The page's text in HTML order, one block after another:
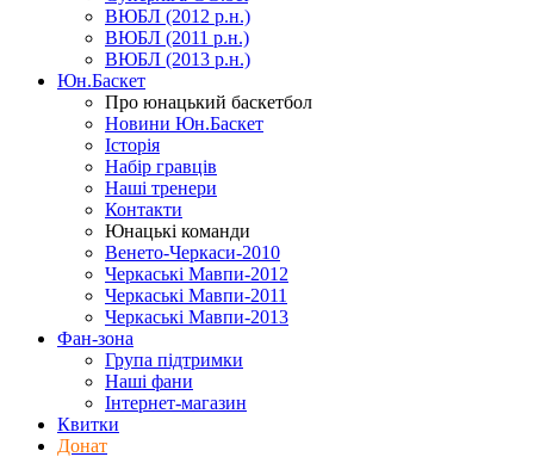
ВЮБЛ (2012 р.н.)
ВЮБЛ (2011 р.н.)
ВЮБЛ (2013 р.н.)
Юн.Баскет
Про юнацький баскетбол
Новини Юн.Баскет
Історія
Набір гравців
Наші тренери
Контакти
Юнацькі команди
Венето-Черкаси-2010
Черкаські Мавпи-2012
Черкаські Мавпи-2011
Черкаські Мавпи-2013
Фан-зона
Група підтримки
Наші фани
Інтернет-магазин
Квитки
Донат